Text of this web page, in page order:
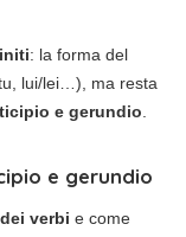
: la forma del
lui/lei…), ma resta
e gerundio
e gerundio
verbi e come